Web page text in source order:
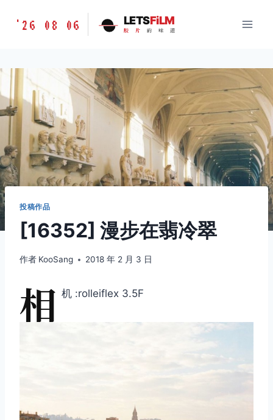
胶
味
LETSFILM
'26 08 06 LETSFiLM
胶 片 的 味 道
投稿作品
[16352] 漫步在翡冷翠
作者 KooSang 2018 年 2 月 3 日
相 机 :rolleiflex 3.5F